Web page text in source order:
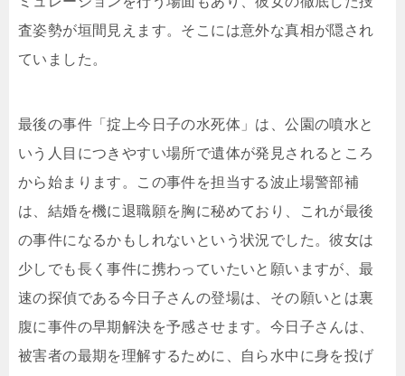
査姿勢が垣間見えます。そこには意外な真相が隠され
ていました。
最後の事件「掟上今日子の水死体」は、公園の噴水と
いう人目につきやすい場所で遺体が発見されるところ
から始まります。この事件を担当する波止場警部補
は、結婚を機に退職願を胸に秘めており、これが最後
の事件になるかもしれないという状況でした。彼女は
少しでも長く事件に携わっていたいと願いますが、最
速の探偵である今日子さんの登場は、その願いとは裏
腹に事件の早期解決を予感させます。今日子さんは、
被害者の最期を理解するために、自ら水中に身を投げ